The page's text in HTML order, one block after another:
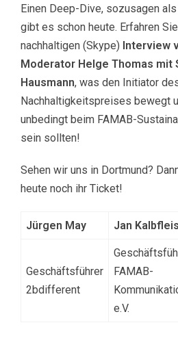
Einen Deep-Dive, sozusagen
gibt es schon heute. Erfahren
nachhaltigen (Skype) Interview
Moderator Helge Thomas mit
Hausmann, was den Initiator
Nachhaltigkeitspreises bewegt
unbedingt beim FAMAB-
sein sollten!
Sehen wir uns in Dortmund?
heute noch ihr Ticket!
Jürgen May Jan
Geschäftsführer
2bdifferent
FAMAB-
e.V.